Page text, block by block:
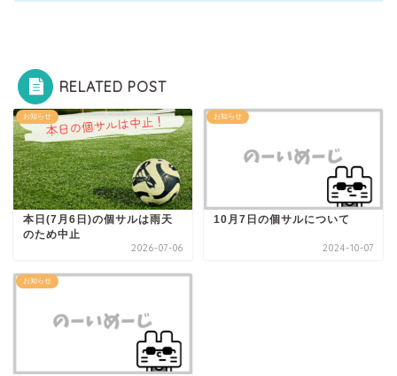
RELATED POST
お知らせ
本日(7月6日)の個サルは雨天
のため中止
2026-07-06
お知らせ
10月7日の個サルについて
2024-10-07
お知らせ